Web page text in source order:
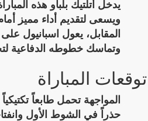
يدخل أتلتيك بلباو هذه
ويسعى لتقديم أداء مميز
المقابل، يعول اسبانيول
وتماسك خطوطه الدفاعية
توقعات المباراة
المواجهة تحمل طابعاً
حذراً في الشوط الأول